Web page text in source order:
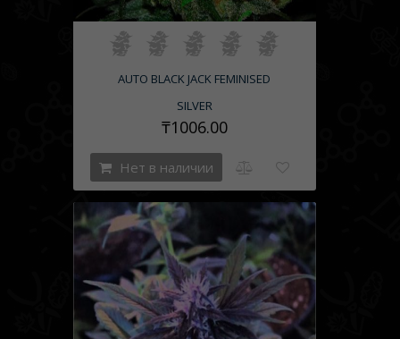
AUTO BLACK JACK FEMINISED
SILVER
₸1006.00
Нет в наличии